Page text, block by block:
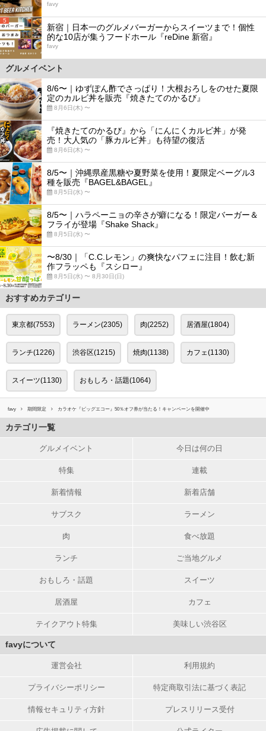
favy
5
新宿｜日本一のグルメバーガーからスイーツまで！個性
的な10店が集うフードホール『reDine 新宿』
favy
グルメイベント
8/6〜｜ゆずぽん酢でさっぱり！大根おろしをのせた夏限
定のカルビ丼を販売『焼きたてのかるび』
8月6日(木) 〜
『焼きたてのかるび』から「にんにくカルビ丼」が発
売！大人気の「豚カルビ丼」も待望の復活
8月6日(木) 〜
8/5〜｜沖縄県産黒糖や夏野菜を使用！夏限定ベーグル3
種を販売『BAGEL&BAGEL』
8月5日(水) 〜
8/5〜｜ハラペーニョの辛さが癖になる！限定バーガー＆
フライが登場『Shake Shack』
8月5日(水) 〜
〜8/30｜「C.C.レモン」の爽快なパフェに注目！飲む新
作フラッペも『スシロー』
8月5日(水) 〜 8月30日(日)
おすすめカテゴリー
東京都(7553) ラーメン(2305) 肉(2252) 居酒屋(1804)
ランチ(1226) 渋谷区(1215) 焼肉(1138) カフェ(1130)
スイーツ(1130) おもしろ・話題(1064)
favy 期間限定 カラオケ『ビッグエコー』50％オフ券が当たる！キャンペーンを開催中
カテゴリ一覧
グルメイベント 今日は何の日
特集 連載
新着情報 新着店舗
サブスク ラーメン
肉 食べ放題
ランチ ご当地グルメ
おもしろ・話題 スイーツ
居酒屋 カフェ
テイクアウト特集 美味しい渋谷区
favyについて
運営会社 利用規約
プライバシーポリシー 特定商取引法に基づく表記
情報セキュリティ方針 プレスリリース受付